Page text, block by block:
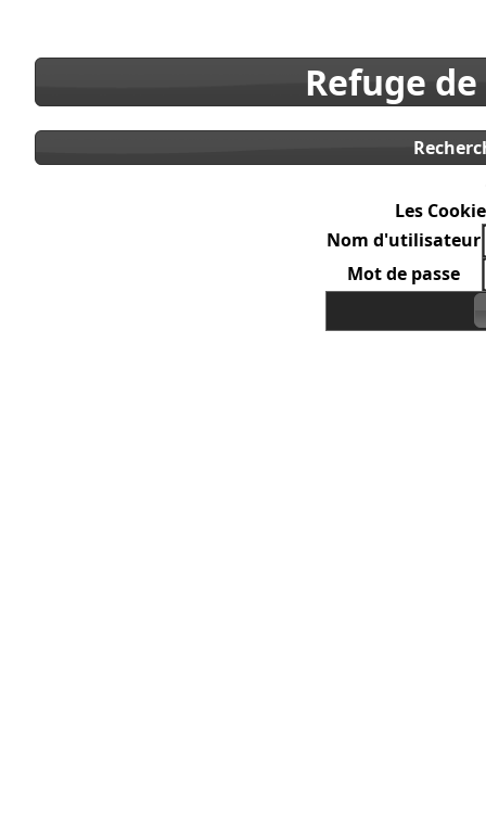
Refuge
Les
Nom d'utilisateur
Mot de passe